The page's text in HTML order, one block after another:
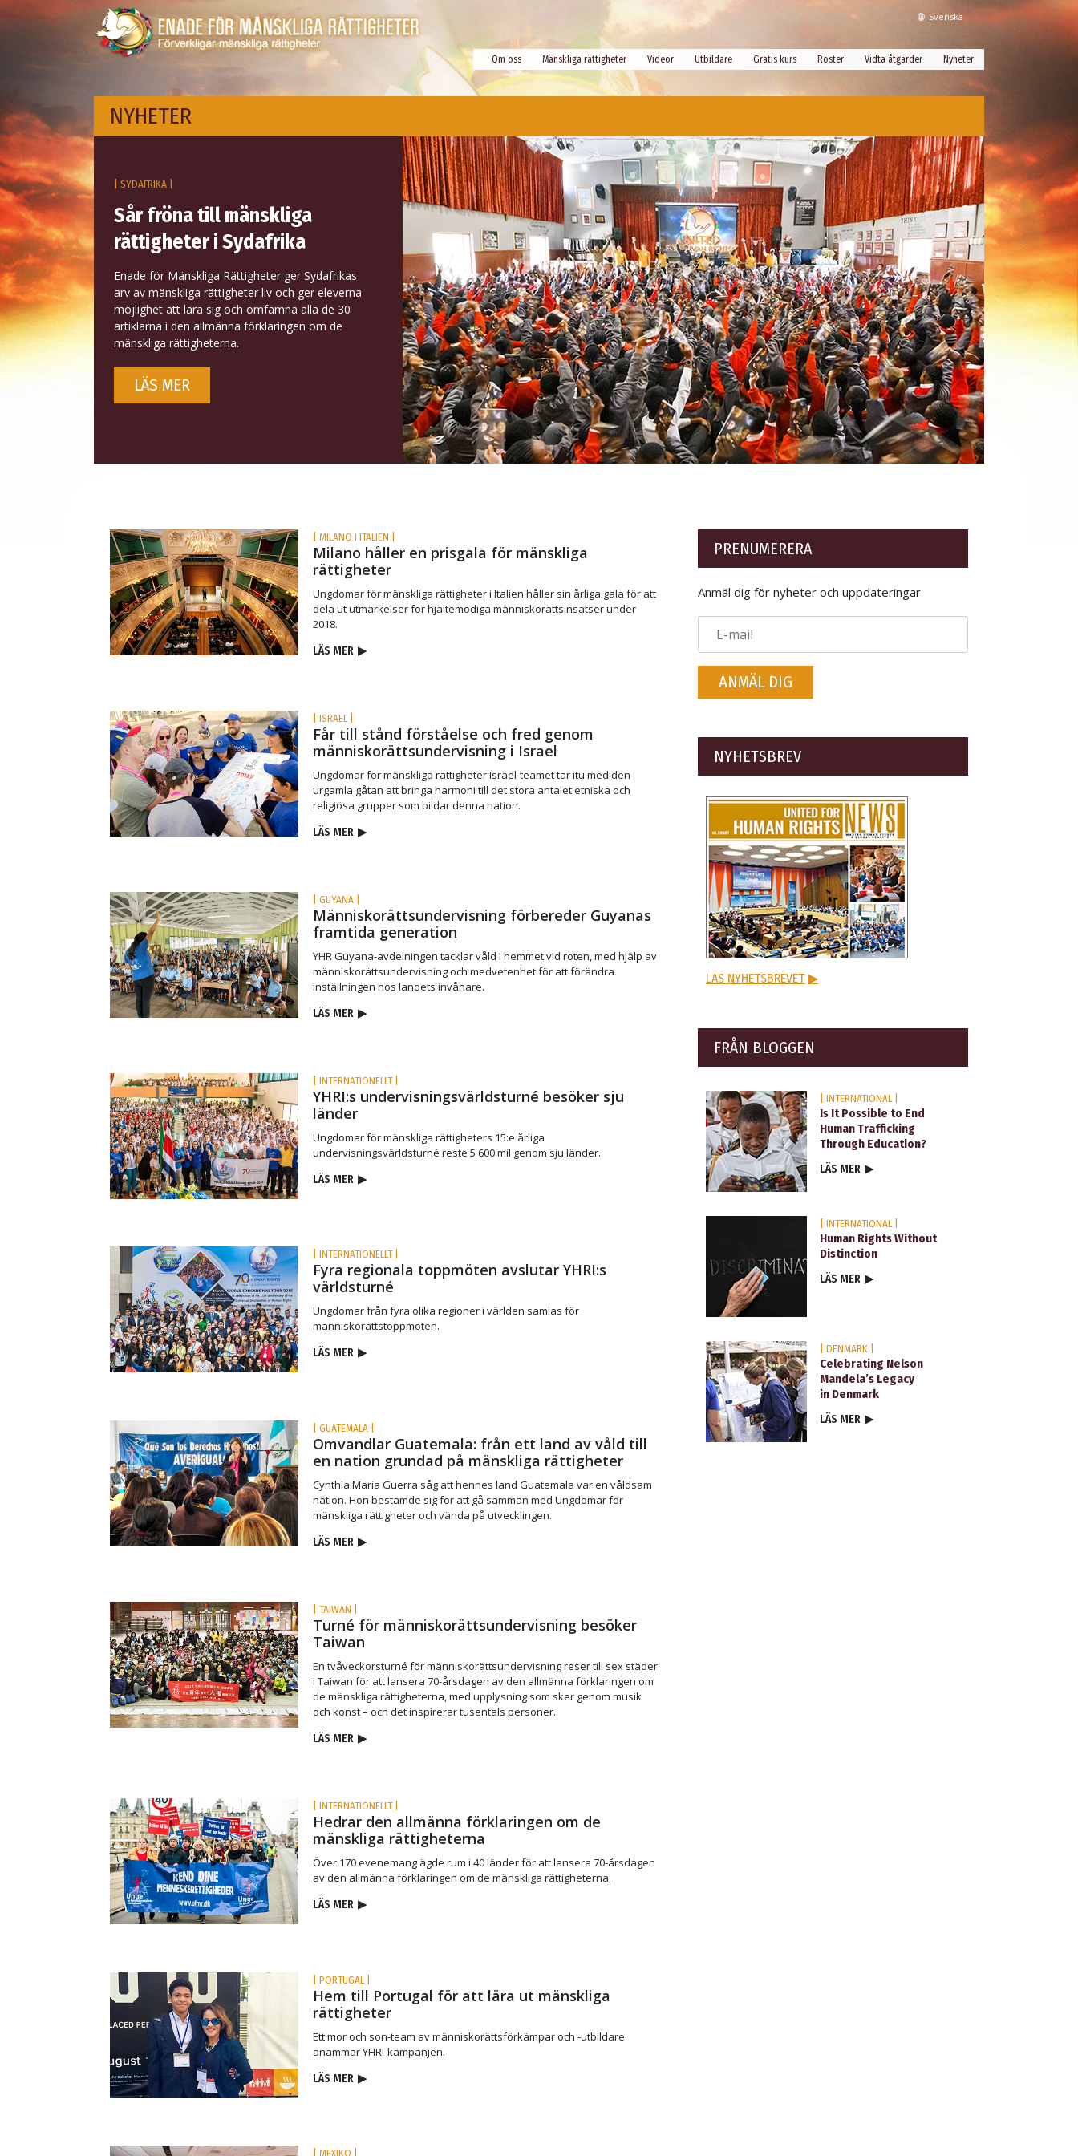
Svenska
Om oss Mänskliga rättigheter Videor Utbildare Gratis kurs Röster Vidta åtgärder Nyheter
NYHETER
| SYDAFRIKA |
Sår fröna till mänskliga
rättigheter i Sydafrika
Enade för Mänskliga Rättigheter ger Sydafrikas
arv av mänskliga rättigheter liv och ger eleverna
möjlighet att lära sig och omfamna alla de 30
artiklarna i den allmänna förklaringen om de
mänskliga rättigheterna.
LÄS MER
| MILANO I ITALIEN |
Milano håller en prisgala för mänskliga
rättigheter
Ungdomar för mänskliga rättigheter i Italien håller sin årliga gala för att
dela ut utmärkelser för hjältemodiga människorättsinsatser under
2018.
LÄS MER ▶
| ISRAEL |
Får till stånd förståelse och fred genom
människorätts­undervisning i Israel
Ungdomar för mänskliga rättigheter Israel-teamet tar itu med den
urgamla gåtan att bringa harmoni till det stora antalet etniska och
religiösa grupper som bildar denna nation.
LÄS MER ▶
| GUYANA |
Människorättsundervisning förbereder Guyanas
framtida generation
YHR Guyana-avdelningen tacklar våld i hemmet vid roten, med hjälp av
människorättsundervisning och medvetenhet för att förändra
inställningen hos landets invånare.
LÄS MER ▶
| INTERNATIONELLT |
YHRI:s undervisnings­världsturné besöker sju
länder
Ungdomar för mänskliga rättigheters 15:e årliga
undervisningsvärldsturné reste 5 600 mil genom sju länder.
LÄS MER ▶
| INTERNATIONELLT |
Fyra regionala toppmöten avslutar YHRI:s
världsturné
Ungdomar från fyra olika regioner i världen samlas för
människorättstoppmöten.
LÄS MER ▶
| GUATEMALA |
Omvandlar Guatemala: från ett land av våld till
en nation grundad på mänskliga rättigheter
Cynthia Maria Guerra såg att hennes land Guatemala var en våldsam
nation. Hon bestämde sig för att gå samman med Ungdomar för
mänskliga rättigheter och vända på utvecklingen.
LÄS MER ▶
| TAIWAN |
Turné för människorättsundervisning besöker
Taiwan
En tvåveckorsturné för människorättsundervisning reser till sex städer
i Taiwan för att lansera 70-årsdagen av den allmänna förklaringen om
de mänskliga rättigheterna, med upplysning som sker genom musik
och konst – och det inspirerar tusentals personer.
LÄS MER ▶
| INTERNATIONELLT |
Hedrar den allmänna förklaringen om de
mänskliga rättigheterna
Över 170 evenemang ägde rum i 40 länder för att lansera 70‑årsdagen
av den allmänna förklaringen om de mänskliga rättigheterna.
LÄS MER ▶
| PORTUGAL |
Hem till Portugal för att lära ut mänskliga
rättigheter
Ett mor och son-team av människorättsförkämpar och -utbildare
anammar YHRI-kampanjen.
LÄS MER ▶
| MEXIKO |
PRENUMERERA
Anmäl dig för nyheter och uppdateringar
ANMÄL DIG
NYHETSBREV
LÄS NYHETSBREVET ▶
FRÅN BLOGGEN
| INTERNATIONAL |
Is It Possible to End
Human Trafficking
Through Education?
LÄS MER ▶
| INTERNATIONAL |
Human Rights Without
Distinction
LÄS MER ▶
| DENMARK |
Celebrating Nelson
Mandela’s Legacy
in Denmark
LÄS MER ▶